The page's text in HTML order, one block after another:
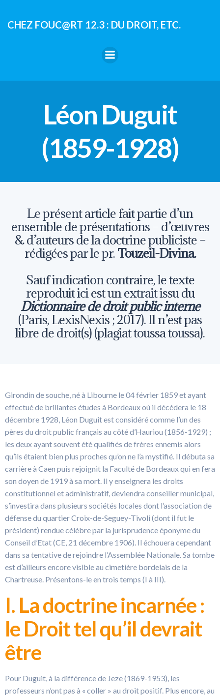
contenu
CHEZ FOUC@RT 12.3 : DU DROIT, ETC.
Léon Duguit
(1859-1928)
Le présent article fait partie d’un
ensemble de présentations – d’œuvres
& d’auteurs de la doctrine publiciste –
rédigées par le pr.Touzeil-Divina.
Sauf indication contraire, le texte
reproduit ici est un extrait issu du
Dictionnaire de droit public interne
(Paris, LexisNexis ; 2017). Il n’est pas
libre de droit(s) (plagiat toussa toussa).
Girondin de souche, né à Libourne le 04 février 1859 et ayant
effectué de brillantes études à Bordeaux où il décédera le 18
décembre 1928, Léon Duguit est considéré comme l’un des
pères du droit public français au côté d’Hauriou (1856-1929) ;
les deux ayant souvent été qualifiés de frères ennemis alors
qu’ils étaient bien plus proches qu’on ne l’a mystifié. Il débuta sa
carrière à Caen puis rejoignit la Faculté de Bordeaux qui en fera
son doyen de 1919 à sa mort. Il y enseignera les droits
constitutionnel et administratif, deviendra conseiller municipal,
s’investira dans plusieurs sociétés locales dont l’association de
défense du quartier Croix-de-Seguey-Tivoli (dont il fut le
président) rendue célèbre par la jurisprudence éponyme du
Conseil d’Etat (CE, 21 décembre 1906). Il échouera cependant
dans sa tentative de rejoindre l’Assemblée Nationale. Sa tombe
est d’ailleurs encore visible au cimetière bordelais de la
Chartreuse. Présentons-le en trois temps (I à III).
I. La doctrine incarnée :
le Droit tel qu’il devrait
être
Pour Duguit, à la différence de Jeze (1869-1953), les
professeurs n’ont pas à « coller » au droit positif. Plus encore, au